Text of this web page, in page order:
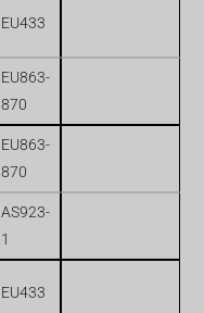
EU433
EU863-
870
EU863-
870
AS923-
1
EU433